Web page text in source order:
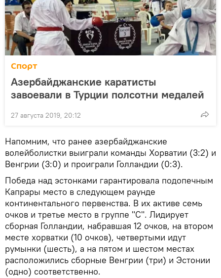
Спорт
Азербайджанские каратисты
завоевали в Турции полсотни медалей
27 августа 2019, 20:12
Напомним, что ранее азербайджанские
волейболистки выиграли команды Хорватии (3:2) и
Венгрии (3:0) и проиграли Голландии (0:3).
Победа над эстонками гарантировала подопечным
Капрары место в следующем раунде
континентального первенства. В их активе семь
очков и третье место в группе "С". Лидирует
сборная Голландии, набравшая 12 очков, на втором
месте хорватки (10 очков), четвертыми идут
румынки (шесть), а на пятом и шестом местах
расположились сборные Венгрии (три) и Эстонии
(одно) соответственно.